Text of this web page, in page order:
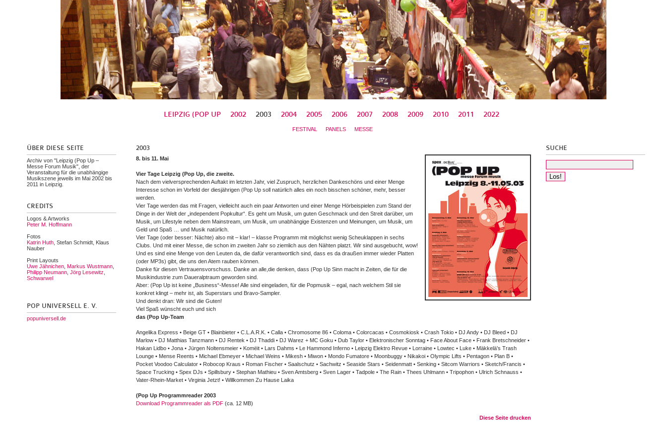
LEIPZIG (POP UP 2002 2003 2004 2005 2006 2007 2008 2009 2010 2011 2022
FESTIVAL PANELS MESSE
ÜBER DIESE SEITE
Archiv von "Leipzig (Pop Up –
Messe Forum Musik", der
Veranstaltung für die unabhängige
Musikszene jeweils im Mai 2002 bis
2011 in Leipzig.
CREDITS
Logos & Artworks
Peter M. Hoffmann
Fotos
Katrin Huth, Stefan Schmidt, Klaus
Nauber
Print Layouts
Uwe Jähnichen, Markus Wustmann,
Philipp Neumann, Jörg Lesewitz
Schwarwel
POP UNIVERSELL E. V.
popuniversell.de
SUCHE
2003
8. bis 11. Mai
Vier Tage Leipzig (Pop Up, die zweite.
Nach dem vielversprechenden Auftakt im letzten Jahr, viel Zuspruch, herzlichen Dankeschöns und einer Menge
Interesse schon im Vorfeld der diesjährigen (Pop Up soll natürlich alles ein noch bisschen schöner, mehr, besser
werden.
Vier Tage werden das mit Fragen, vielleicht auch ein paar Antworten und einer Menge Hörbeispielen zum Stand der
Dinge in der Welt der „independent Popkultur“. Es geht um Musik, um guten Geschmack und den Streit darüber, um
Musik, um Lifestyle neben dem Mainstream, um Musik, um unabhängige Existenzen und Meinungen, um Musik, um
Geld und Spaß … und Musik natürlich.
Vier Tage (oder besser: Nächte) also mit – klar! – klasse Programm mit möglichst wenig Scheuklappen in sechs
Clubs. Und mit einer Messe, die schon im zweiten Jahr so ziemlich aus den Nähten platzt. Wir sind ausgebucht, wow!
Und es sind eine Menge von den Leuten da, die dafür verantwortlich sind, dass es da draußen immer wieder Platten
(oder MP3s) gibt, die uns den Atem rauben können.
Danke für diesen Vertrauensvorschuss. Danke an alle,die denken, dass (Pop Up Sinn macht in Zeiten, die für die
Musikindustrie zum Daueralptraum geworden sind.
Aber: (Pop Up ist keine „Business“-Messe! Alle sind eingeladen, für die Popmusik – egal, nach welchem Stil sie
konkret klingt – mehr ist, als Superstars und Bravo-Sampler.
Und denkt dran: Wir sind die Guten!
Viel Spaß wünscht euch und sich
das (Pop Up-Team
Angelika Express • Beige GT • Blainbieter • C.L.A.R.K. • Calla • Chromosome 86 • Coloma • Colorcacas • Cosmokiosk • Crash Tokio • DJ Andy • DJ Bleed • DJ
Marlow • DJ Matthias Tanzmann • DJ Rentek • DJ Thaddi • DJ Warez + MC Goku • Dub Taylor • Elektronischer Sonntag • Face About Face • Frank Bretschneider •
Hakan Lidbo • Jona • Jürgen Noltensmeier • Komëit • Lars Dahms • Le Hammond Inferno • Leipzig Elektro Revue • Lorraine • Lowtec • Luke • Mäkkelä’s Trash
Lounge • Mense Reents • Michael Ebmeyer • Michael Weins • Mikesh • Miwon • Mondo Fumatore • Moonbuggy • Nikakoi • Olympic Lifts • Pentagon • Plan B •
Pocket Voodoo Calculator • Robocop Kraus • Roman Fischer • Saalschutz • Sachwitz • Seaside Stars • Seidenmatt • Senking • Sitcom Warriors • Sketch/Francis •
Space Trucking • Spex DJs • Spillsbury • Stephan Mathieu • Sven Amtsberg • Sven Lager • Tadpole • The Rain • Thees Uhlmann • Tripophon • Ulrich Schnauss •
Vater-Rhein-Market • Virginia Jetzt! • Willkommen Zu Hause Laika
(Pop Up Programmreader 2003
Download Programmreader als PDF(ca. 12 MB)
Diese Seite drucken